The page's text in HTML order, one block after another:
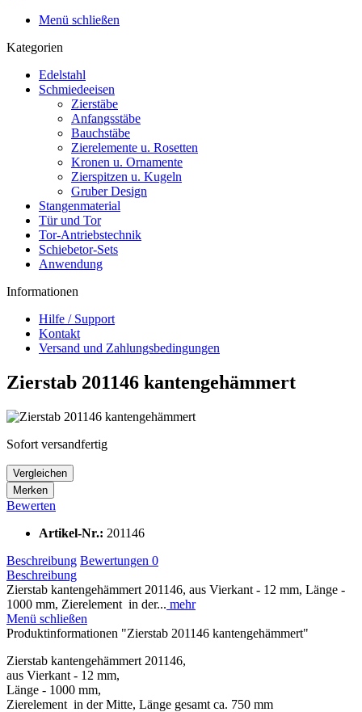
Menü schließen
Kategorien
Edelstahl
Schmiedeeisen
Zierstäbe
Anfangsstäbe
Bauchstäbe
Zierelemente u. Rosetten
Kronen u. Ornamente
Zierspitzen u. Kugeln
Gruber Design
Stangenmaterial
Tür und Tor
Tor-Antriebstechnik
Schiebetor-Sets
Anwendung
Informationen
Hilfe / Support
Kontakt
Versand und Zahlungsbedingungen
Zierstab 201146 kantengehämmert
Sofort versandfertig
Vergleichen
Merken
Bewerten
Artikel-Nr.: 201146
Beschreibung Bewertungen 0
Beschreibung
Zierstab kantengehämmert 201146, aus Vierkant - 12 mm, Länge -
1000 mm, Zierelement in der... mehr
Menü schließen
Produktinformationen "Zierstab 201146 kantengehämmert"
Zierstab kantengehämmert 201146,
aus Vierkant - 12 mm,
Länge - 1000 mm,
Zierelement in der Mitte, Länge gesamt ca. 750 mm